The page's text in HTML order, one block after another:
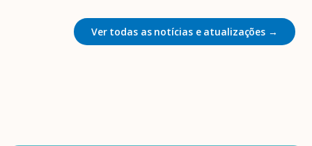
Ver todas as notícias e atualizações →